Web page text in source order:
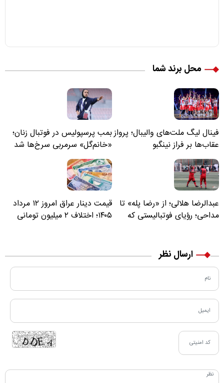
محل برند شما
فینال لیگ ملت‌های والیبال؛ پرواز
عقاب‌ها بر فراز نینگبو
بمب پرسپولیس در فوتبال زنان؛
«خانم‌گل» سرمربی سرخ‌ها شد
عبدالرضا هلالی؛ از «رضا پله» تا
مداحی؛ رؤیای فوتبالیستی که
قیمت دینار عراق امروز ۱۲ مرداد
۱۴۰۵؛ اختلاف ۲ میلیون تومانی
ارسال نظر